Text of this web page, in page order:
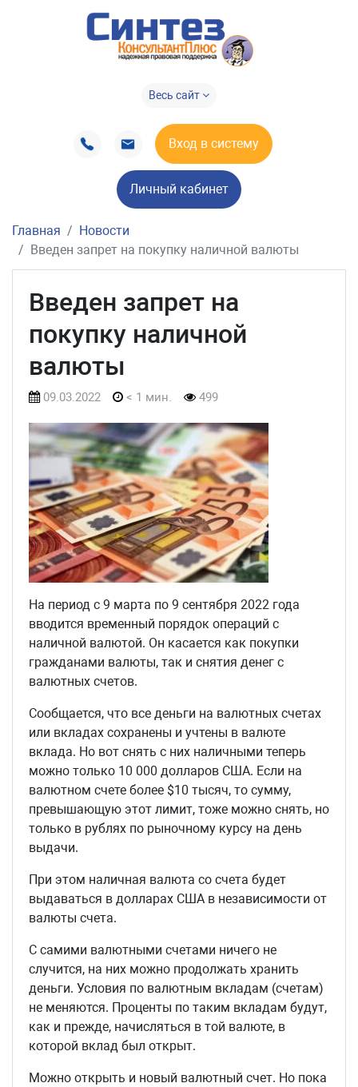
Весь сайт
Вход в систему
Личный кабинет
Главная
Новости
Введен запрет на покупку наличной валюты
Введен запрет на
покупку наличной
валюты
09.03.2022 < 1 мин. 499
На период с 9 марта по 9 сентября 2022 года
вводится временный порядок операций с
наличной валютой. Он касается как покупки
гражданами валюты, так и снятия денег с
валютных счетов.
Сообщается, что все деньги на валютных счетах
или вкладах сохранены и учтены в валюте
вклада. Но вот снять с них наличными теперь
можно только 10 000 долларов США. Если на
валютном счете более $10 тысяч, то сумму,
превышающую этот лимит, тоже можно снять, но
только в рублях по рыночному курсу на день
выдачи.
При этом наличная валюта со счета будет
выдаваться в долларах США в независимости от
валюты счета.
С самими валютными счетами ничего не
случится, на них можно продолжать хранить
деньги. Условия по валютным вкладам (счетам)
не меняются. Проценты по таким вкладам будут,
как и прежде, начисляться в той валюте, в
которой вклад был открыт.
Можно открыть и новый валютный счет. Но пока